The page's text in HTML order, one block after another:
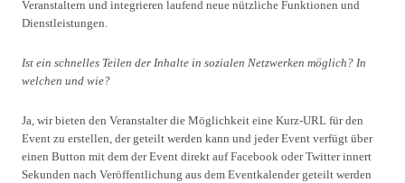
Veranstaltern und integrieren laufend neue nützliche Funktionen und
Dienstleistungen.
Ist ein schnelles Teilen der Inhalte in sozialen Netzwerken möglich? In
welchen und wie?
Ja, wir bieten den Veranstalter die Möglichkeit eine Kurz-URL für den
Event zu erstellen, der geteilt werden kann und jeder Event verfügt über
einen Button mit dem der Event direkt auf Facebook oder Twitter innert
Sekunden nach Veröffentlichung aus dem Eventkalender geteilt werden